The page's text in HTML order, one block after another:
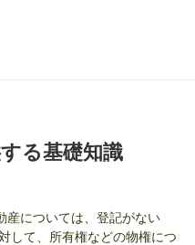
る基礎知識
産については、登記がない
して、所有権などの物権につ